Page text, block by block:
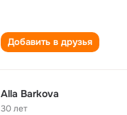
Добавить в друзья
Alla Barkova
30 лет